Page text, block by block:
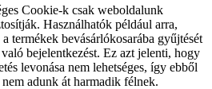
Cookie-k csak weboldalunk
Használhatók például arra,
termékek bevásárlókosarába gyűjtését
bejelentkezést. Ez azt jelenti, hogy
levonása nem lehetséges, így ebből
nem adunk át harmadik félnek.